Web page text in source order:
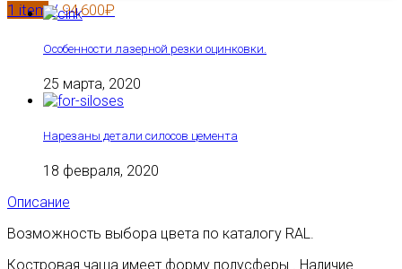
1 item / 94,600₽
Особенности лазерной резки оцинковки.
25 марта, 2020
Нарезаны детали силосов цемента
18 февраля, 2020
Описание
Возможность выбора цвета по каталогу RAL.
Костровая чаша имеет форму полусферы . Наличие